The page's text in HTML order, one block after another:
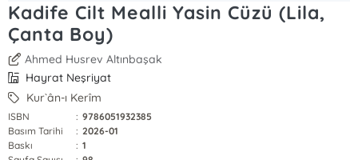
Kadife Cilt Mealli Yasin Cüzü (Lila,
Çanta Boy)
Ahmed Husrev Altınbaşak
Hayrat Neşriyat
Kur`ân-ı Kerîm
ISBN : 9786051932385
Basım Tarihi
: 2026-01
Baskı
: 1